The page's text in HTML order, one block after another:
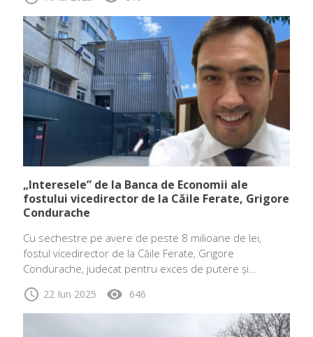
„Interesele” de la Banca de Economii ale
fostului vicedirector de la Căile Ferate, Grigore
Condurache
Cu sechestre pe avere de peste 8 milioane de lei,
fostul vicedirector de la Căile Ferate, Grigore
Condurache, judecat pentru exces de putere și...
schedule 22 Iun 2025 visibility 646